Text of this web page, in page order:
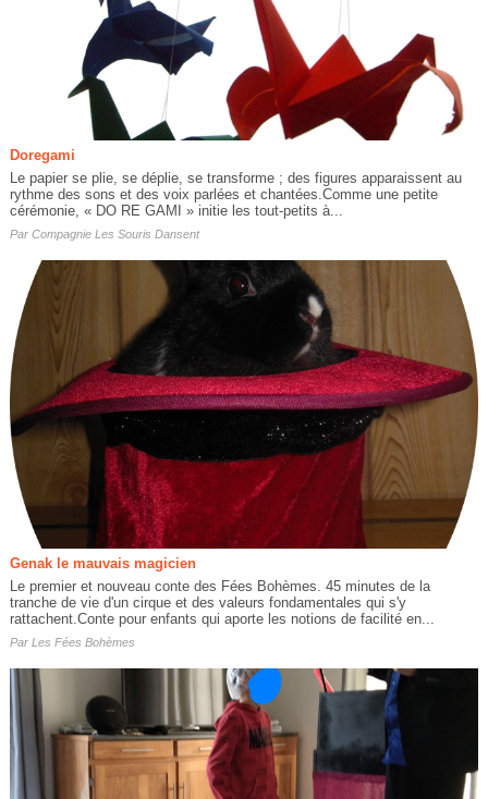
Doregami
Le papier se plie, se déplie, se transforme ; des figures apparaissent au
rythme des sons et des voix parlées et chantées.Comme une petite
cérémonie, « DO RE GAMI » initie les tout-petits à...
Par Compagnie Les Souris Dansent
Genak le mauvais magicien
Le premier et nouveau conte des Fées Bohèmes. 45 minutes de la
tranche de vie d'un cirque et des valeurs fondamentales qui s'y
rattachent.Conte pour enfants qui aporte les notions de facilité en...
Par Les Fées Bohèmes